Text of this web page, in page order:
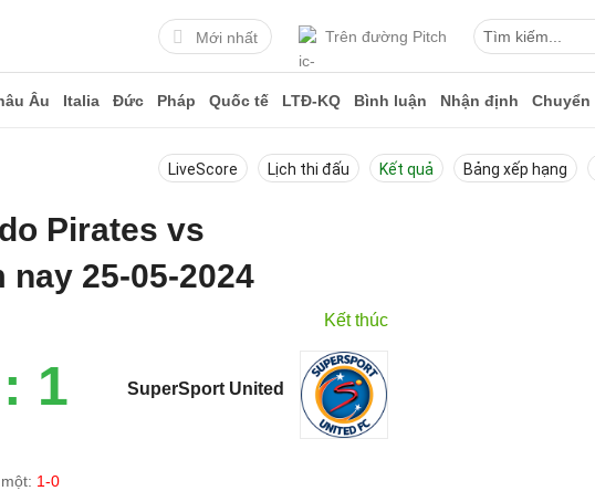
Mới nhất Trên đường Pitch
Âu Italia Đức Pháp Quốc tế LTĐ-KQ Bình luận Nhận định
LiveScore Lịch thi đấu Kết quả Bảng xếp hạng
Pirates vs
25-05-2024
Kết thúc
1 SuperSport United
1-0